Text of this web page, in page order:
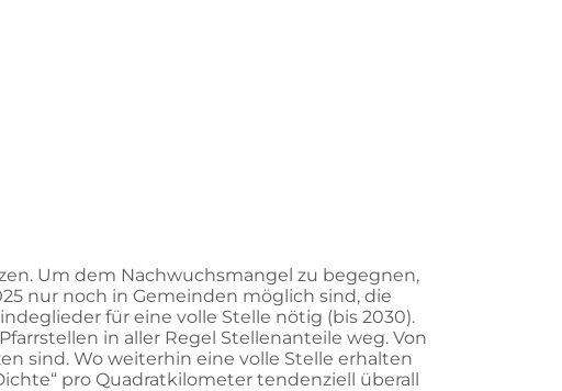
Um dem Nachwuchsmangel zu begegnen,
nur noch in Gemeinden möglich sind, die
für eine volle Stelle nötig (bis 2030).
in aller Regel Stellenanteile weg. Von
sind. Wo weiterhin eine volle Stelle erhalten
pro Quadratkilometer tendenziell überall